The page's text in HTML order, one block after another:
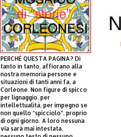
PERCHÈ QUESTA PAGINA? Di
tanto in tanto, affiorano alla
nostra memoria persone e
situazioni di tanti anni fa, a
Corleone. Non figure di spicco
per lignaggio, per
intellettualità, per impegno se
non quello “spicciolo”, proprio
di ogni giorno. A loro nessuna
via sarà mai intestata,